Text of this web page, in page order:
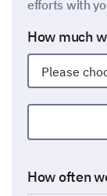
efforts with
How much
Other:
How often